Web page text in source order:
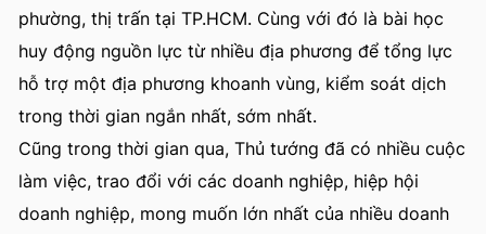
phường, thị trấn tại TP.HCM. Cùng với đó là bài học
huy động nguồn lực từ nhiều địa phương để tổng lực
hỗ trợ một địa phương khoanh vùng, kiểm soát dịch
trong thời gian ngắn nhất, sớm nhất.
Cũng trong thời gian qua, Thủ tướng đã có nhiều cuộc
làm việc, trao đổi với các doanh nghiệp, hiệp hội
doanh nghiệp, mong muốn lớn nhất của nhiều doanh